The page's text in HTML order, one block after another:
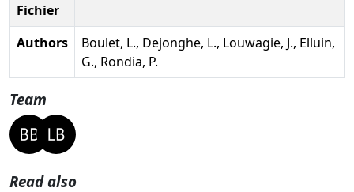
Fichier
Authors
Boulet, L., Dejonghe, L., Louwagie, J., Elluin,
G., Rondia, P.
Team
Read also